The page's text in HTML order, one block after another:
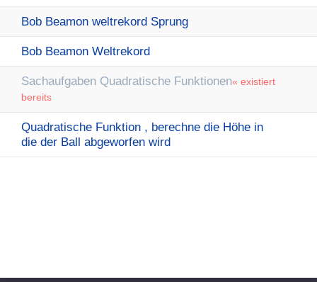
Bob Beamon weltrekord Sprung
Bob Beamon Weltrekord
Sachaufgaben Quadratische Funktionen« existiert
bereits
Quadratische Funktion , berechne die Höhe in
die der Ball abgeworfen wird